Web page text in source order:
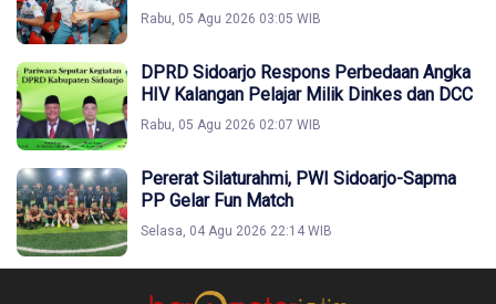
Rabu, 05 Agu 2026 03:05 WIB
DPRD Sidoarjo Respons Perbedaan Angka
HIV Kalangan Pelajar Milik Dinkes dan DCC
Rabu, 05 Agu 2026 02:07 WIB
Pererat Silaturahmi, PWI Sidoarjo-Sapma
PP Gelar Fun Match
Selasa, 04 Agu 2026 22:14 WIB